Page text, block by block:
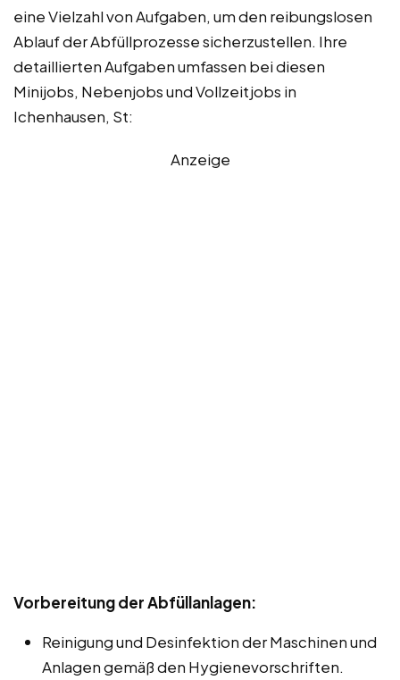
eine Vielzahl von Aufgaben, um den reibungslosen
Ablauf der Abfüllprozesse sicherzustellen. Ihre
detaillierten Aufgaben umfassen bei diesen
Minijobs, Nebenjobs und Vollzeitjobs in
Ichenhausen, St:
Anzeige
Vorbereitung der Abfüllanlagen:
Reinigung und Desinfektion der Maschinen und
Anlagen gemäß den Hygienevorschriften.